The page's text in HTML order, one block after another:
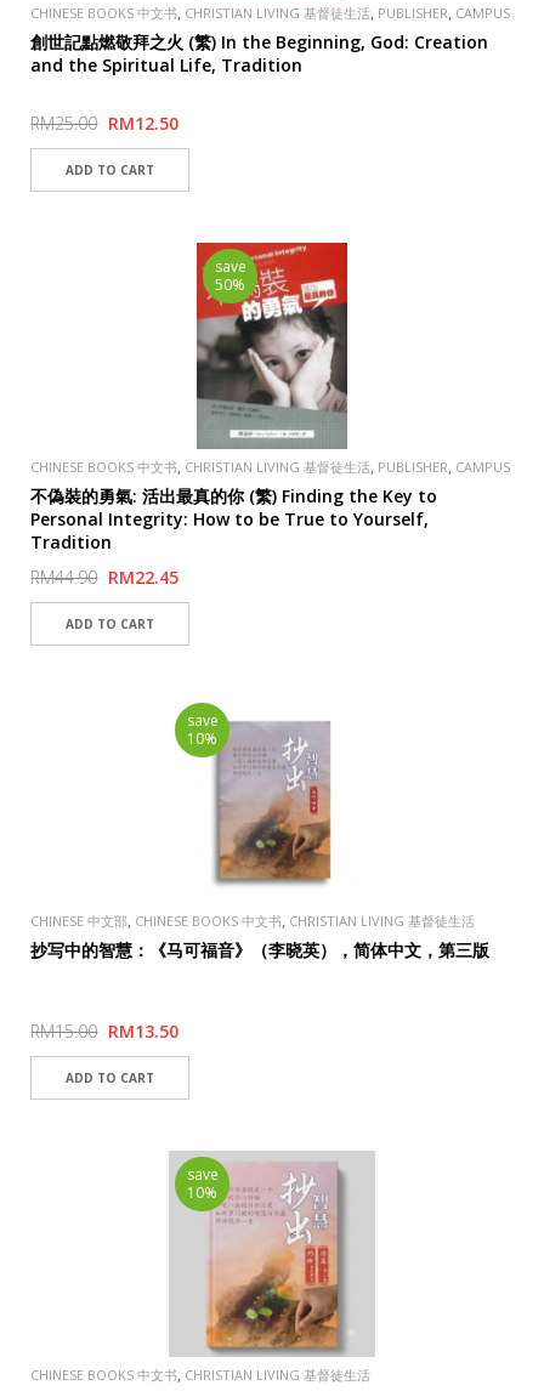
CHINESE BOOKS 中文书, CHRISTIAN LIVING 基督徒生活, PUBLISHER, CAMPUS
EVANGELICAL FELLOWSHIP 校園, SPECIAL
創世記點燃敬拜之火 (繁) In the Beginning, God: Creation
and the Spiritual Life, Tradition
RM25.00 RM12.50
save
50%
CHINESE BOOKS 中文书, CHRISTIAN LIVING 基督徒生活, PUBLISHER, CAMPUS
EVANGELICAL FELLOWSHIP 校園,SPECIAL
不偽裝的勇氣: 活出最真的你 (繁) Finding the Key to
Personal Integrity: How to be True to Yourself,
Tradition
RM44.90 RM22.45
save
10%
CHINESE 中文部, CHINESE BOOKS 中文书, CHRISTIAN LIVING 基督徒生活
抄写中的智慧：《马可福音》（李晓英），简体中文，第三版
RM15.00 RM13.50
save
10%
CHINESE BOOKS 中文书, CHRISTIAN LIVING 基督徒生活